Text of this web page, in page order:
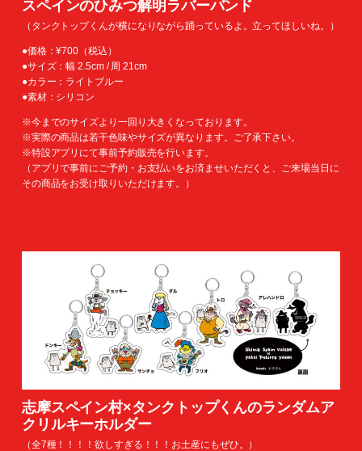
スペインのひみつ解明ラバーバンド
（タンクトップくんが横になりながら踊っているよ。立ってほしいね。）
●価格：¥700（税込）
●サイズ：幅 2.5cm / 周 21cm
●カラー：ライトブルー
●素材：シリコン
※今までのサイズより一回り大きくなっております。
※実際の商品は若干色味やサイズが異なります。ご了承下さい。
※特設アプリにて事前予約販売を行います。
（アプリで事前にご予約・お支払いをお済ませいただくと、ご来場当日に
その商品をお受け取りいただけます。）
志摩スペイン村×タンクトップくんのランダムア
クリルキーホルダー
（全7種！！！！欲しすぎる！！！お土産にもぜひ。）